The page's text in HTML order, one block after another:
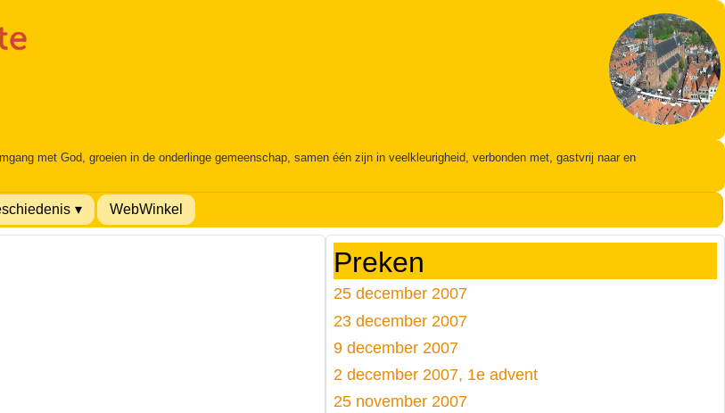
met God, groeien in de onderlinge gemeenschap, samen één zijn in veelkleurigheid, verbonden met, gastvrij naar en
WebWinkel
Preken
25 december 2007
23 december 2007
9 december 2007
2 december 2007, 1e advent
25 november 2007